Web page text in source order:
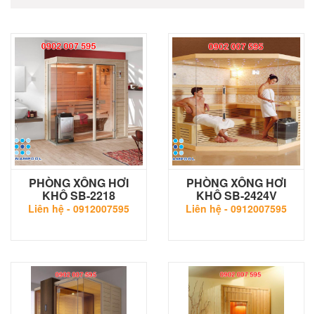
PHÒNG XÔNG HƠI
KHÔ SB-2218
Liên hệ - 0912007595
PHÒNG XÔNG HƠI
KHÔ SB-2424V
Liên hệ - 0912007595